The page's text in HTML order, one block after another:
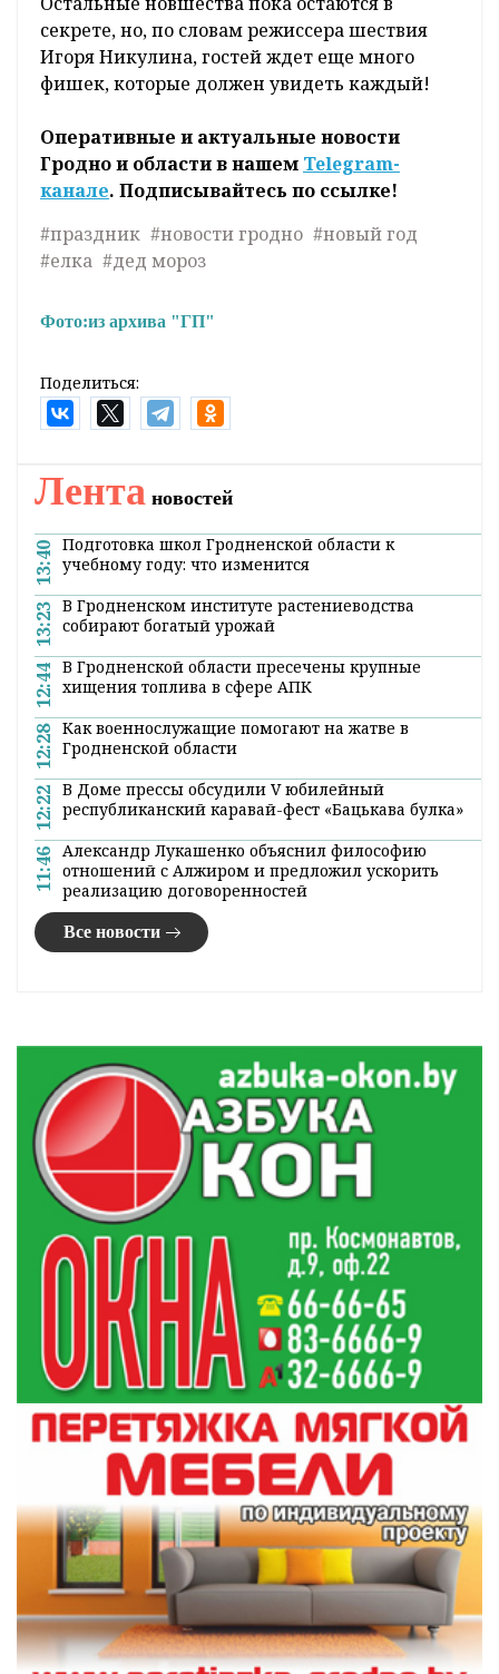
секрете, но, по словам режиссера шествия
Игоря Никулина, гостей ждет еще много
фишек, которые должен увидеть каждый!
Оперативные и актуальные новости
Гродно и области в нашем Telegram-
канале. Подписывайтесь по ссылке!
#праздник #новости гродно #новый год
#елка #дед мороз
Фото:из архива "ГП"
Поделиться:
Главная Новости Экономика и АПК
Садовая техника STIHL – выбор, о
котором никогда не пожалеешь!
14:29 15 декабря 2021
Русская пословица гласит: «Готовь сани
сейчас позаботиться и о предстоящем
дачном сезоне. Согласитесь, каждый
хозяйственный домовладелец мечтает,
чтобы его приусадебный участок украшали
ухоженный газон, цветочные клумбы, а сад и
огород изо дня в день радовали своими
яркими и сочными плодами. Но чтобы
добиться, а после и сохранить такой
радующий глаз результат, недостаточно
одной физической силы. В этом случае в
помощь – садовая техника и дачный
инвентарь, которые в разы сэкономят ваше
время и облегчат все работы на территории
участка.